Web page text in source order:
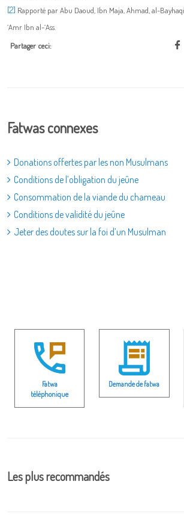
[2] Rapporté par Abu Daoud, Ibn Maja, Ahmad, al-Bayhaqi
‘Amr Ibn al-‘Ass.
Partager ceci:
Fatwas connexes
Donations offertes par les non Musulmans
Conditions de l’obligation du jeûne
Consommation de la viande du chameau
Conditions de validité du jeûne
Jeter des doutes sur la foi d’un Musulman
Fatwa
téléphonique
Demande de fatwa
Les plus recommandés